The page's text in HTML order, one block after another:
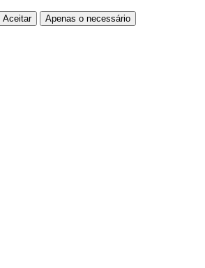
Aceitar Apenas o necessário